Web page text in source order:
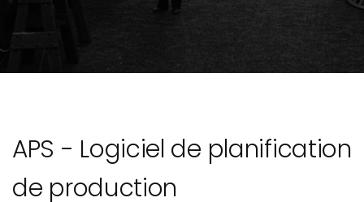
APS - Logiciel de planification
de production